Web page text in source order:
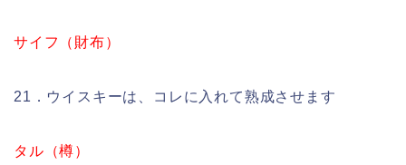
サイフ（財布）
21．ウイスキーは、コレに入れて熟成させます
タル（樽）